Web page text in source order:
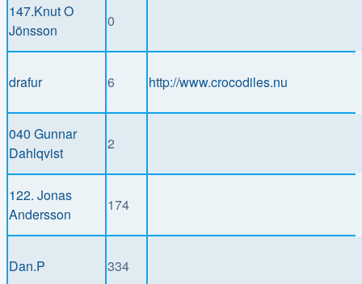
147.Knut O
Jönsson
0
drafur 6 http://www.crocodiles.nu
040 Gunnar
Dahlqvist
2
122. Jonas
Andersson
174
Dan.P 334